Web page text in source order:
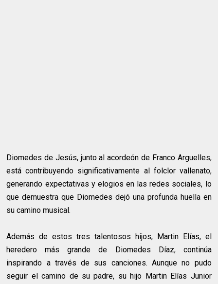
Diomedes de Jesús, junto al acordeón de Franco Arguelles,
está contribuyendo significativamente al folclor vallenato,
generando expectativas y elogios en las redes sociales, lo
que demuestra que Diomedes dejó una profunda huella en
su camino musical.
Además de estos tres talentosos hijos, Martin Elías, el
heredero más grande de Diomedes Díaz, continúa
inspirando a través de sus canciones. Aunque no pudo
seguir el camino de su padre, su hijo Martin Elías Junior